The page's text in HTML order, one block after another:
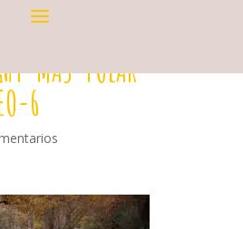
MAS-POLAR-
6